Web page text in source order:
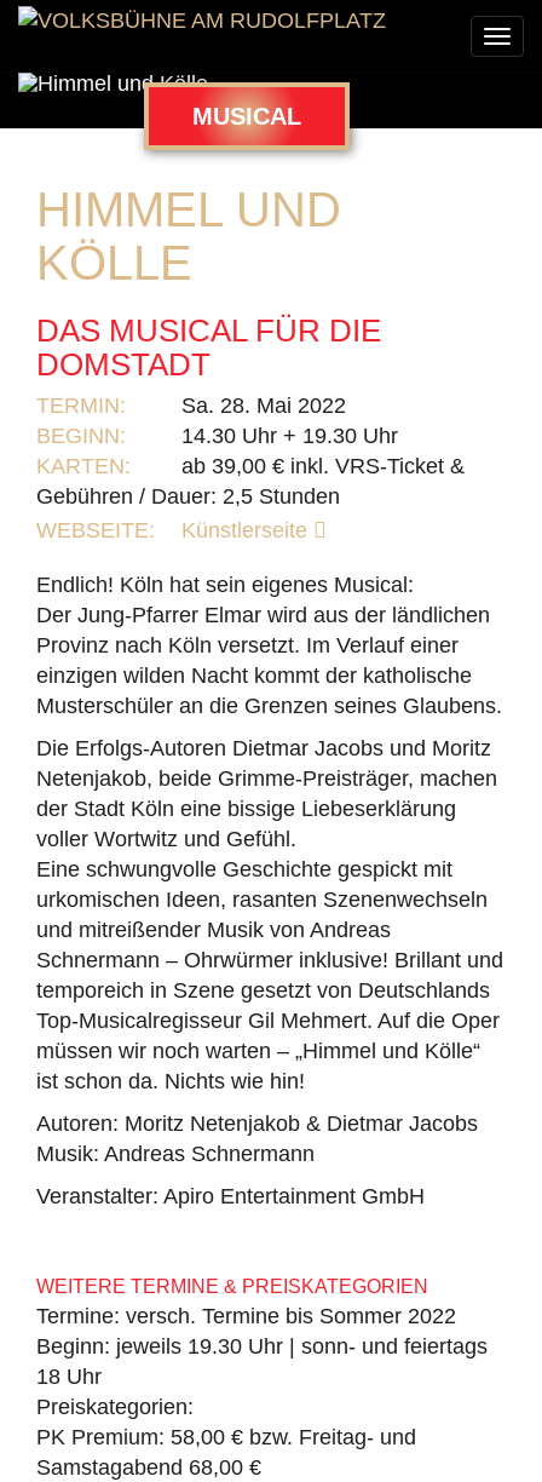
MUSICAL
HIMMEL UND
KÖLLE
DAS MUSICAL FÜR DIE
DOMSTADT
TERMIN:
Sa. 28. Mai 2022
BEGINN:
14.30 Uhr + 19.30 Uhr
KARTEN:
ab 39,00 € inkl. VRS-Ticket &
Gebühren / Dauer: 2,5 Stunden
WEBSEITE:
Künstlerseite
Endlich! Köln hat sein eigenes Musical:
Der Jung-Pfarrer Elmar wird aus der ländlichen
Provinz nach Köln versetzt. Im Verlauf einer
einzigen wilden Nacht kommt der katholische
Musterschüler an die Grenzen seines Glaubens.
Die Erfolgs-Autoren Dietmar Jacobs und Moritz
Netenjakob, beide Grimme-Preisträger, machen
der Stadt Köln eine bissige Liebeserklärung
voller Wortwitz und Gefühl.
Eine schwungvolle Geschichte gespickt mit
urkomischen Ideen, rasanten Szenenwechseln
und mitreißender Musik von Andreas
Schnermann – Ohrwürmer inklusive! Brillant und
temporeich in Szene gesetzt von Deutschlands
Top-Musicalregisseur Gil Mehmert. Auf die Oper
müssen wir noch warten – „Himmel und Kölle“
ist schon da. Nichts wie hin!
Autoren: Moritz Netenjakob & Dietmar Jacobs
Musik: Andreas Schnermann
Veranstalter: Apiro Entertainment GmbH
WEITERE TERMINE & PREISKATEGORIEN
Termine: versch. Termine bis Sommer 2022
Beginn: jeweils 19.30 Uhr | sonn- und feiertags
18 Uhr
Preiskategorien:
PK Premium: 58,00 € bzw. Freitag- und
Samstagabend 68,00 €